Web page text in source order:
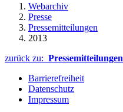
Webarchiv
Presse
Pressemitteilungen
2013
zurück zu: Pressemitteilungen
Barrierefreiheit
Datenschutz
Impressum